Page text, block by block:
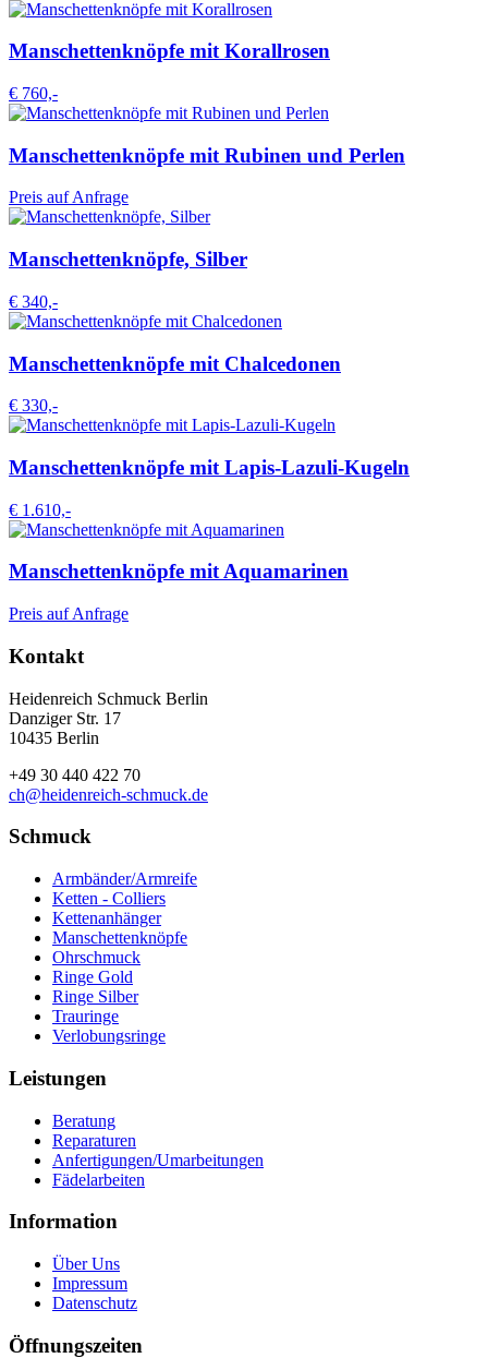
Manschettenknöpfe mit Korallrosen
€ 760,-
Manschettenknöpfe mit Rubinen und Perlen
Preis auf Anfrage
Manschettenknöpfe, Silber
€ 340,-
Manschettenknöpfe mit Chalcedonen
€ 330,-
Manschettenknöpfe mit Lapis-Lazuli-Kugeln
€ 1.610,-
Manschettenknöpfe mit Aquamarinen
Preis auf Anfrage
Kontakt
Heidenreich Schmuck Berlin
Danziger Str. 17
10435 Berlin
+49 30 440 422 70
ch@heidenreich-schmuck.de
Schmuck
Armbänder/Armreife
Ketten - Colliers
Kettenanhänger
Manschettenknöpfe
Ohrschmuck
Ringe Gold
Ringe Silber
Trauringe
Verlobungsringe
Leistungen
Beratung
Reparaturen
Anfertigungen/Umarbeitungen
Fädelarbeiten
Information
Über Uns
Impressum
Datenschutz
Öffnungszeiten